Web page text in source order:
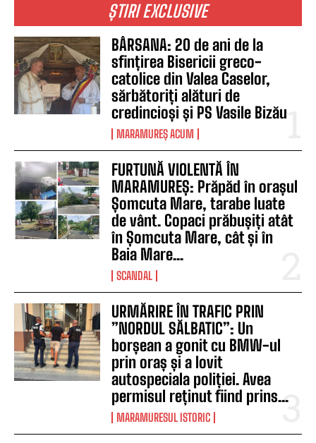
ȘTIRI EXCLUSIVE
BÂRSANA: 20 de ani de la
sfințirea Bisericii greco-
catolice din Valea Caselor,
sărbătoriți alături de
credincioși și PS Vasile Bizău
MARAMUREȘ ACUM
FURTUNĂ VIOLENTĂ ÎN
MARAMUREȘ: Prăpăd în orașul
Șomcuta Mare, tarabe luate
de vânt. Copaci prăbușiți atât
în Șomcuta Mare, cât și în
Baia Mare...
SCANDAL
URMĂRIRE ÎN TRAFIC PRIN
”NORDUL SĂLBATIC”: Un
borșean a gonit cu BMW-ul
prin oraș și a lovit
autospeciala poliției. Avea
permisul reținut fiind prins...
MARAMURESUL ISTORIC